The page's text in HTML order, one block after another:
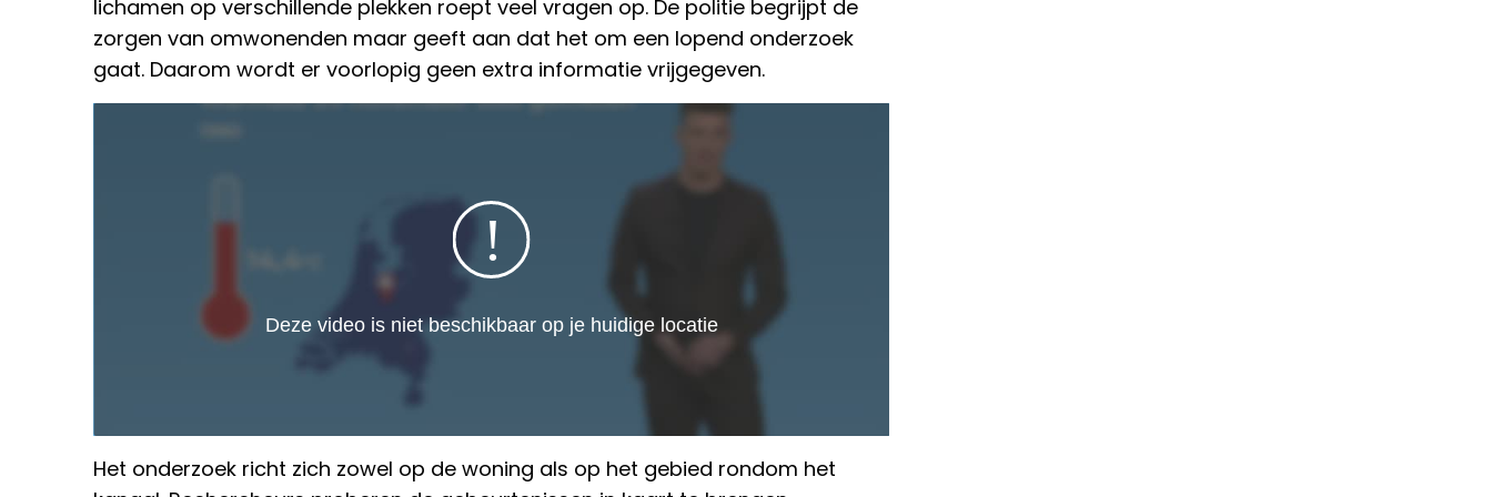
lichamen op verschillende plekken roept veel vragen op. De politie begrijpt de
zorgen van omwonenden maar geeft aan dat het om een lopend onderzoek
gaat. Daarom wordt er voorlopig geen extra informatie vrijgegeven.
Het onderzoek richt zich zowel op de woning als op het gebied rondom het